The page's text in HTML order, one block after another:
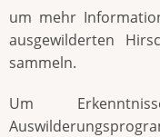
um mehr
ausgewilderten
sammeln.
Um